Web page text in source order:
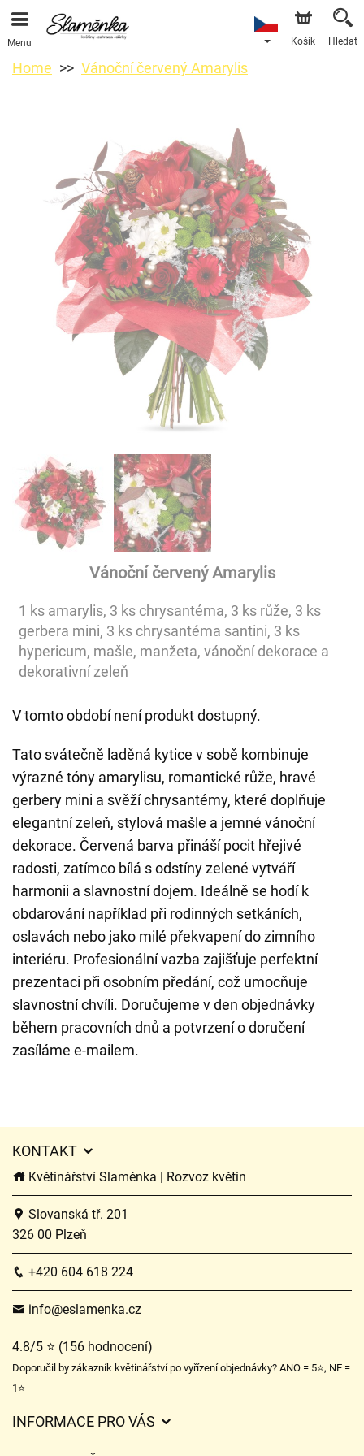
Menu Košík Hledat
Home Vánoční červený Amarylis
Vánoční červený Amarylis
1 ks amarylis, 3 ks chrysantéma, 3 ks růže, 3 ks
gerbera mini, 3 ks chrysantéma santini, 3 ks
hypericum, mašle, manžeta, vánoční dekorace a
dekorativní zeleň
V tomto období není produkt dostupný.
Tato svátečně laděná kytice v sobě kombinuje
výrazné tóny amarylisu, romantické růže, hravé
gerbery mini a svěží chrysantémy, které doplňuje
elegantní zeleň, stylová mašle a jemné vánoční
dekorace. Červená barva přináší pocit hřejivé
radosti, zatímco bílá s odstíny zelené vytváří
harmonii a slavnostní dojem. Ideálně se hodí k
obdarování například při rodinných setkáních,
oslavách nebo jako milé překvapení do zimního
interiéru. Profesionální vazba zajišťuje perfektní
prezentaci při osobním předání, což umocňuje
slavnostní chvíli. Doručujeme v den objednávky
během pracovních dnů a potvrzení o doručení
zasíláme e-mailem.
KONTAKT
Květinářství Slaměnka | Rozvoz květin
Slovanská tř. 201
326 00 Plzeň
+420 604 618 224
info@eslamenka.cz
4.8/5 ⭐ (156 hodnocení)
Doporučil by zákazník květinářství po vyřízení objednávky? ANO = 5⭐, NE =
1⭐
INFORMACE PRO VÁS